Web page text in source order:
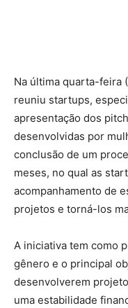
Na última quarta-feira
reuniu startups,
apresentação dos
desenvolvidas por
conclusão de um
meses, no qual as
acompanhamento de
projetos e torná-los
A iniciativa tem como
gênero e o principal
desenvolverem
uma estabilidade